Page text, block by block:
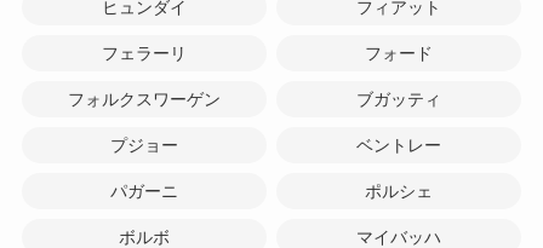
ヒュンダイ フィアット
フェラーリ フォード
フォルクスワーゲン ブガッティ
プジョー ベントレー
パガーニ ポルシェ
ボルボ マイバッハ